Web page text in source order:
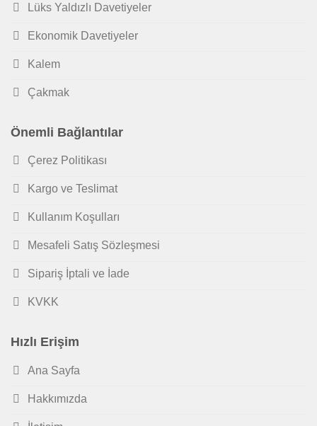
Lüks Yaldızlı Davetiyeler
Ekonomik Davetiyeler
Kalem
Çakmak
Önemli Bağlantılar
Çerez Politikası
Kargo ve Teslimat
Kullanım Koşulları
Mesafeli Satış Sözleşmesi
Sipariş İptali ve İade
KVKK
Hızlı Erişim
Ana Sayfa
Hakkımızda